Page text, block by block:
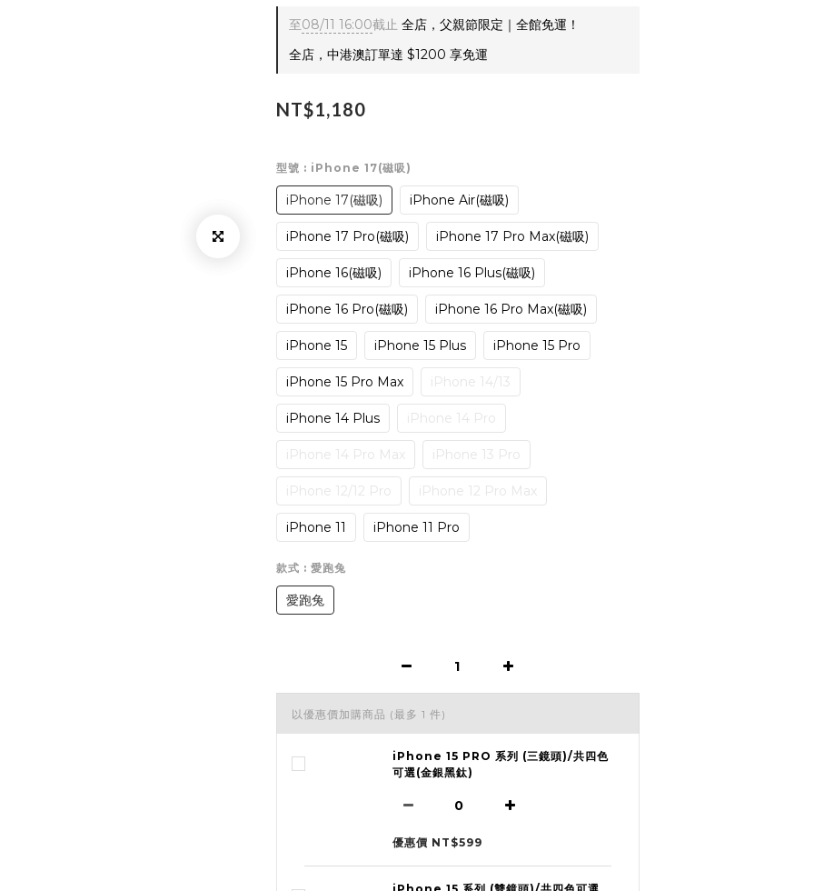
至08/11 16:00截止 全店，父親節限定｜全館免運！
全店，中港澳訂單達 $1200 享免運
NT$1,180
型號 : iPhone 17(磁吸)
iPhone 17(磁吸) iPhone Air(磁吸)
iPhone 17 Pro(磁吸) iPhone 17 Pro Max(磁吸)
iPhone 16(磁吸) iPhone 16 Plus(磁吸)
iPhone 16 Pro(磁吸) iPhone 16 Pro Max(磁吸)
iPhone 15 iPhone 15 Plus iPhone 15 Pro
iPhone 15 Pro Max iPhone 14/13
iPhone 14 Plus iPhone 14 Pro
iPhone 14 Pro Max iPhone 13 Pro
iPhone 12/12 Pro iPhone 12 Pro Max
iPhone 11 iPhone 11 Pro
款式 : 愛跑兔
愛跑兔
以優惠價加購商品 (最多 1 件)
iPhone 15 PRO 系列 (三鏡頭)/共四色
可選(金銀黑鈦)
優惠價 NT$599